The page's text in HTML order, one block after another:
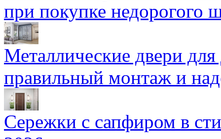
при покупке недорогого
Металлические двери
правильный монтаж и
Сережки с сапфиром в